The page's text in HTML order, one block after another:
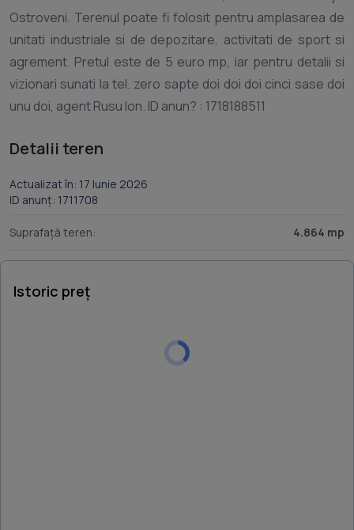
Ostroveni. Terenul poate fi folosit pentru amplasarea de
unitati industriale si de depozitare, activitati de sport si
agrement. Pretul este de 5 euro mp, iar pentru detalii si
vizionari sunati la tel. zero sapte doi doi doi cinci sase doi
Detalii teren
Actualizat în: 17 Iunie 2026
ID anunț: 1711708
Suprafață teren: 4.864 mp
Istoric preț